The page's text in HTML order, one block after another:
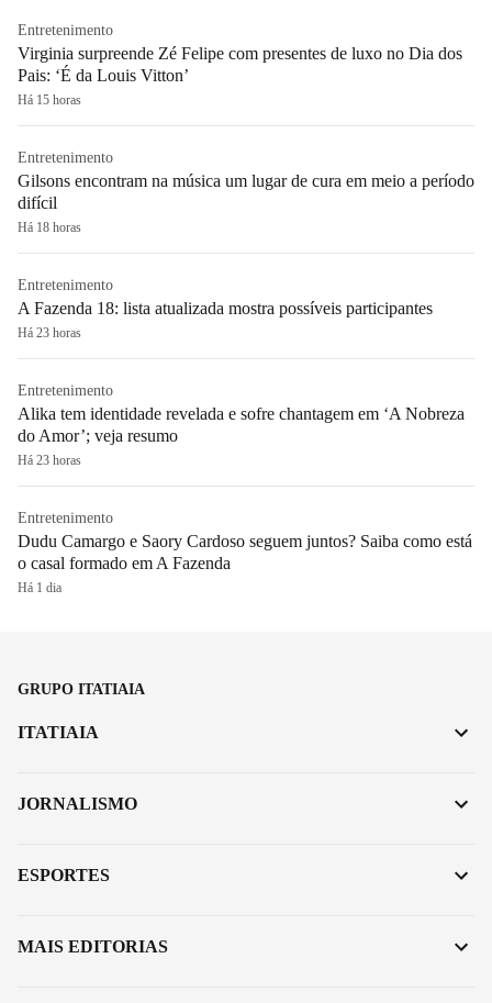
Entretenimento
Virginia surpreende Zé Felipe com presentes de luxo no Dia dos
Pais: ‘É da Louis Vitton’
Há 15 horas
Entretenimento
Gilsons encontram na música um lugar de cura em meio a período
difícil
Há 18 horas
Entretenimento
A Fazenda 18: lista atualizada mostra possíveis participantes
Há 23 horas
Entretenimento
Alika tem identidade revelada e sofre chantagem em ‘A Nobreza
do Amor’; veja resumo
Há 23 horas
Entretenimento
Dudu Camargo e Saory Cardoso seguem juntos? Saiba como está
o casal formado em A Fazenda
Há 1 dia
GRUPO ITATIAIA
ITATIAIA
JORNALISMO
ESPORTES
MAIS EDITORIAS